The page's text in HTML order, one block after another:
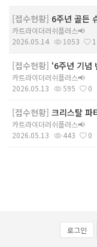
[접수현황] 6주년 골든 슈퍼위크 선물
카트라이더러쉬플러스📢
2026.05.14
1053 1
[접수현황] ‘6주년 기념 밴드
카트라이더러쉬플러스📢
2026.05.13
595 0
[접수현황] 크리스탈 파티
카트라이더러쉬플러스📢
2026.05.13
443 0
로그인